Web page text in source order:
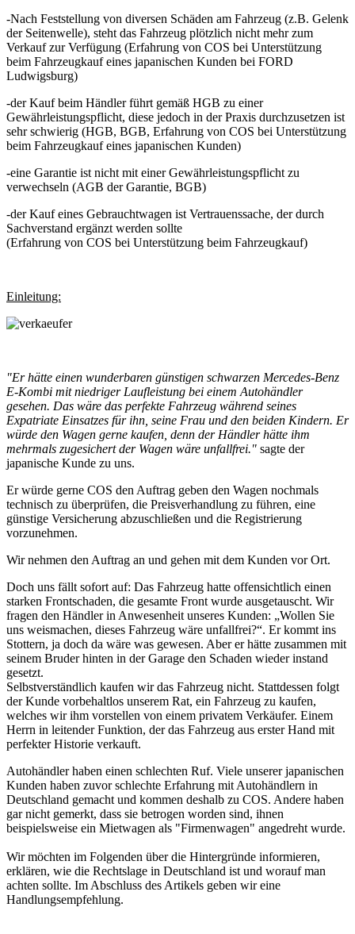
-Nach Feststellung von diversen Schäden am Fahrzeug (z.B. Gelenk
der Seitenwelle), steht das Fahrzeug plötzlich nicht mehr zum
Verkauf zur Verfügung (Erfahrung von COS bei Unterstützung
beim Fahrzeugkauf eines japanischen Kunden bei FORD
Ludwigsburg)
-der Kauf beim Händler führt gemäß HGB zu einer
Gewährleistungspflicht, diese jedoch in der Praxis durchzusetzen ist
sehr schwierig (HGB, BGB, Erfahrung von COS bei Unterstützung
beim Fahrzeugkauf eines japanischen Kunden)
-eine Garantie ist nicht mit einer Gewährleistungspflicht zu
verwechseln (AGB der Garantie, BGB)
-der Kauf eines Gebrauchtwagen ist Vertrauenssache, der durch
Sachverstand ergänzt werden sollte
(Erfahrung von COS bei Unterstützung beim Fahrzeugkauf)
Einleitung:
"Er hätte einen wunderbaren günstigen schwarzen Mercedes-Benz
E-Kombi mit niedriger Laufleistung bei einem Autohändler
gesehen. Das wäre das perfekte Fahrzeug während seines
Expatriate Einsatzes für ihn, seine Frau und den beiden Kindern. Er
würde den Wagen gerne kaufen, denn der Händler hätte ihm
mehrmals zugesichert der Wagen wäre unfallfrei." sagte der
japanische Kunde zu uns.
Er würde gerne COS den Auftrag geben den Wagen nochmals
technisch zu überprüfen, die Preisverhandlung zu führen, eine
günstige Versicherung abzuschließen und die Registrierung
vorzunehmen.
Wir nehmen den Auftrag an und gehen mit dem Kunden vor Ort.
Doch uns fällt sofort auf: Das Fahrzeug hatte offensichtlich einen
starken Frontschaden, die gesamte Front wurde ausgetauscht. Wir
fragen den Händler in Anwesenheit unseres Kunden: „Wollen Sie
uns weismachen, dieses Fahrzeug wäre unfallfrei?“. Er kommt ins
Stottern, ja doch da wäre was gewesen. Aber er hätte zusammen mit
seinem Bruder hinten in der Garage den Schaden wieder instand
gesetzt.
Selbstverständlich kaufen wir das Fahrzeug nicht. Stattdessen folgt
der Kunde vorbehaltlos unserem Rat, ein Fahrzeug zu kaufen,
welches wir ihm vorstellen von einem privatem Verkäufer. Einem
Herrn in leitender Funktion, der das Fahrzeug aus erster Hand mit
perfekter Historie verkauft.
Autohändler haben einen schlechten Ruf. Viele unserer japanischen
Kunden haben zuvor schlechte Erfahrung mit Autohändlern in
Deutschland gemacht und kommen deshalb zu COS. Andere haben
gar nicht gemerkt, dass sie betrogen worden sind, ihnen
beispielsweise ein Mietwagen als "Firmenwagen" angedreht wurde.
Wir möchten im Folgenden über die Hintergründe informieren,
erklären, wie die Rechtslage in Deutschland ist und worauf man
achten sollte. Im Abschluss des Artikels geben wir eine
Handlungsempfehlung.